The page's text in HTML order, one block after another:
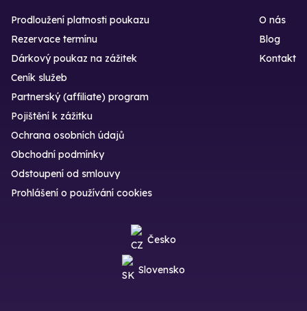
Prodloužení platnosti poukazu
Rezervace termínu
Dárkový poukaz na zážitek
O nás
Blog
Kontakt
Ceník služeb
Partnerský (affiliate) program
Pojištění k zážitku
Ochrana osobních údajů
Obchodní podmínky
Odstoupení od smlouvy
Prohlášení o používání cookies
Česko
Slovensko